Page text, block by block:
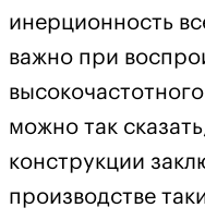
инерционность
важно при
можно так
конструкции
производстве